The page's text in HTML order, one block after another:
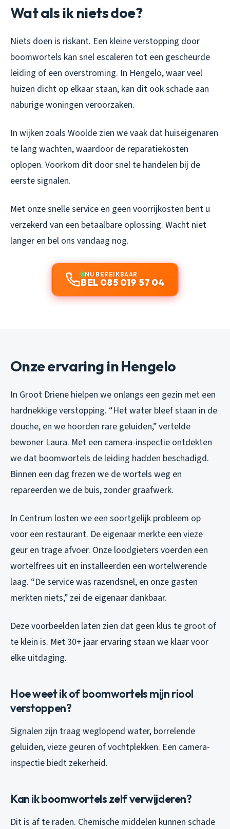
Wat als ik niets doe?
Niets doen is riskant. Een kleine verstopping door
boomwortels kan snel escaleren tot een gescheurde
leiding of een overstroming. In Hengelo, waar veel
huizen dicht op elkaar staan, kan dit ook schade aan
naburige woningen veroorzaken.
In wijken zoals Woolde zien we vaak dat huiseigenaren
te lang wachten, waardoor de reparatiekosten
oplopen. Voorkom dit door snel te handelen bij de
eerste signalen.
Met onze snelle service en geen voorrijkosten bent u
verzekerd van een betaalbare oplossing. Wacht niet
langer en bel ons vandaag nog.
NU BEREIKBAAR
BEL 085 019 57 04
Onze ervaring in Hengelo
In Groot Driene hielpen we onlangs een gezin met een
hardnekkige verstopping. “Het water bleef staan in de
douche, en we hoorden rare geluiden,” vertelde
bewoner Laura. Met een camera-inspectie ontdekten
we dat boomwortels de leiding hadden beschadigd.
Binnen een dag frezen we de wortels weg en
repareerden we de buis, zonder graafwerk.
In Centrum losten we een soortgelijk probleem op
voor een restaurant. De eigenaar merkte een vieze
geur en trage afvoer. Onze loodgieters voerden een
wortelfrees uit en installeerden een wortelwerende
laag. “De service was razendsnel, en onze gasten
merkten niets,” zei de eigenaar dankbaar.
Deze voorbeelden laten zien dat geen klus te groot of
te klein is. Met 30+ jaar ervaring staan we klaar voor
elke uitdaging.
Hoe weet ik of boomwortels mijn riool
verstoppen?
Signalen zijn traag weglopend water, borrelende
geluiden, vieze geuren of vochtplekken. Een camera-
inspectie biedt zekerheid.
Kan ik boomwortels zelf verwijderen?
Dit is af te raden. Chemische middelen kunnen schade